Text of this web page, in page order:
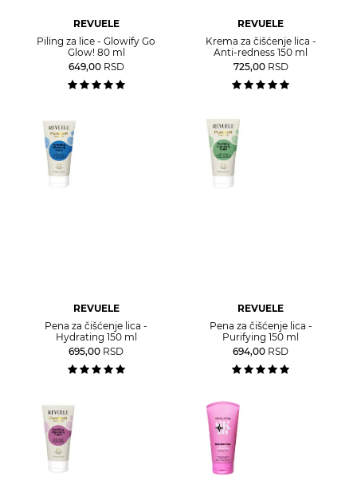
REVUELE
Piling za lice - Glowify Go
Glow! 80 ml
649,00 RSD
REVUELE
Krema za čišćenje lica -
Anti-redness 150 ml
725,00 RSD
REVUELE
Pena za čišćenje lica -
Hydrating 150 ml
695,00 RSD
REVUELE
Pena za čišćenje lica -
Purifying 150 ml
694,00 RSD